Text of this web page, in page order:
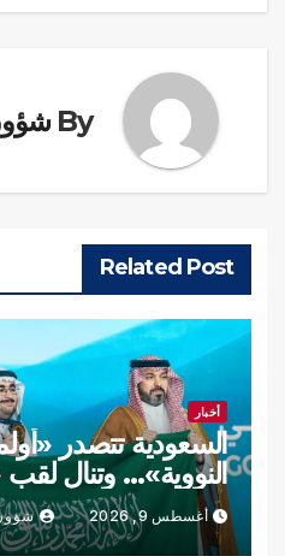
By
Related Post
أخبار
السعودية تتصدر
النووية»… وتنال
أغسطس 9, 2026